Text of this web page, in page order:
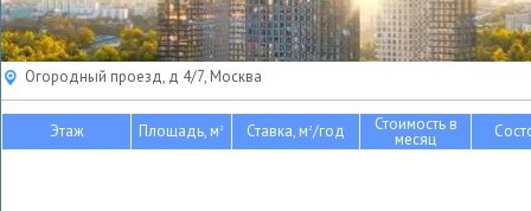
Огородный проезд, д 4/7, Москва
Этаж Площадь, м2 Ставка, м2/год Стоимость в
месяц